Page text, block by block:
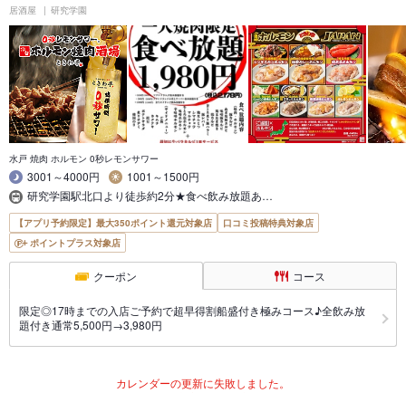
居酒屋 研究学園
水戸 焼肉 ホルモン 0秒レモンサワー
3001～4000円
1001～1500円
研究学園駅北口より徒歩約2分★食べ飲み放題あ…
【アプリ予約限定】最大350ポイント還元対象店
口コミ投稿特典対象店
ポイントプラス対象店
クーポン コース
限定◎17時までの入店ご予約で超早得割船盛付き極みコース♪全飲み放
題付き通常5,500円→3,980円
カレンダーの更新に失敗しました。